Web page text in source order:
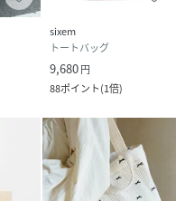
sixem
トートバッグ
9,680円
88ポイント(1倍)